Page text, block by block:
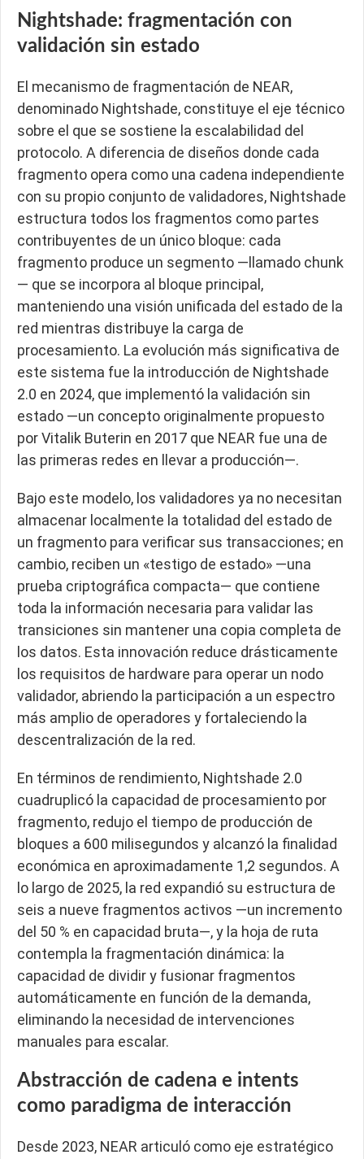
Nightshade: fragmentación con
validación sin estado
El mecanismo de fragmentación de NEAR,
denominado Nightshade, constituye el eje técnico
sobre el que se sostiene la escalabilidad del
protocolo. A diferencia de diseños donde cada
fragmento opera como una cadena independiente
con su propio conjunto de validadores, Nightshade
estructura todos los fragmentos como partes
contribuyentes de un único bloque: cada
fragmento produce un segmento —llamado chunk
— que se incorpora al bloque principal,
manteniendo una visión unificada del estado de la
red mientras distribuye la carga de
procesamiento. La evolución más significativa de
este sistema fue la introducción de Nightshade
2.0 en 2024, que implementó la validación sin
estado —un concepto originalmente propuesto
por Vitalik Buterin en 2017 que NEAR fue una de
las primeras redes en llevar a producción—.
Bajo este modelo, los validadores ya no necesitan
almacenar localmente la totalidad del estado de
un fragmento para verificar sus transacciones; en
cambio, reciben un «testigo de estado» —una
prueba criptográfica compacta— que contiene
toda la información necesaria para validar las
transiciones sin mantener una copia completa de
los datos. Esta innovación reduce drásticamente
los requisitos de hardware para operar un nodo
validador, abriendo la participación a un espectro
más amplio de operadores y fortaleciendo la
descentralización de la red.
En términos de rendimiento, Nightshade 2.0
cuadruplicó la capacidad de procesamiento por
fragmento, redujo el tiempo de producción de
bloques a 600 milisegundos y alcanzó la finalidad
económica en aproximadamente 1,2 segundos. A
lo largo de 2025, la red expandió su estructura de
seis a nueve fragmentos activos —un incremento
del 50 % en capacidad bruta—, y la hoja de ruta
contempla la fragmentación dinámica: la
capacidad de dividir y fusionar fragmentos
automáticamente en función de la demanda,
eliminando la necesidad de intervenciones
manuales para escalar.
Abstracción de cadena e intents
como paradigma de interacción
Desde 2023, NEAR articuló como eje estratégico